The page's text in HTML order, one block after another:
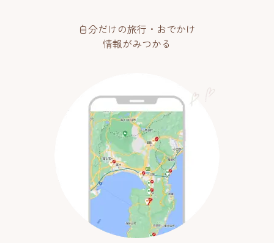
自分だけの旅行・おでかけ
情報がみつかる